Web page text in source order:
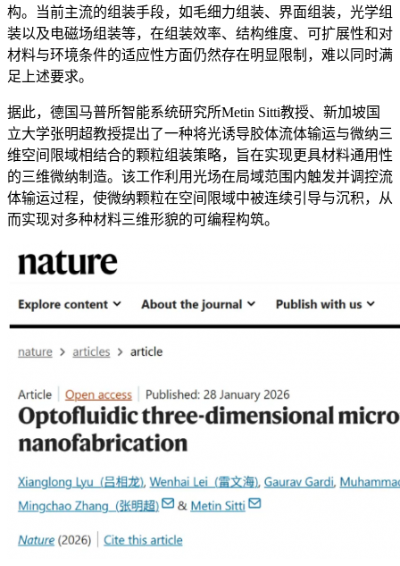
构。当前主流的组装手段，如毛细力组装、界面组装，光学组
装以及电磁场组装等，在组装效率、结构维度、可扩展性和对
材料与环境条件的适应性方面仍然存在明显限制，难以同时满
足上述要求。
据此，德国马普所智能系统研究所Metin Sitti教授、新加坡国
立大学张明超教授提出了一种将光诱导胶体流体输运与微纳三
维空间限域相结合的颗粒组装策略，旨在实现更具材料通用性
的三维微纳制造。该工作利用光场在局域范围内触发并调控流
体输运过程，使微纳颗粒在空间限域中被连续引导与沉积，从
而实现对多种材料三维形貌的可编程构筑。